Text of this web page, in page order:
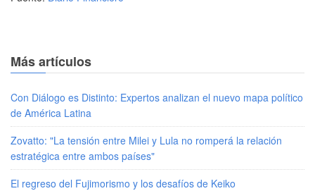
Más artículos
Con Diálogo es Distinto: Expertos analizan el nuevo mapa político
de América Latina
Zovatto: "La tensión entre Milei y Lula no romperá la relación
estratégica entre ambos países"
El regreso del Fujimorismo y los desafíos de Keiko